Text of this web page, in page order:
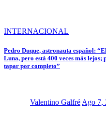
INTERNACIONAL
Pedro Duque, astronauta español:
Luna, pero está 400 veces más
tapar por completo”
Valentino Galfré Ago 7,